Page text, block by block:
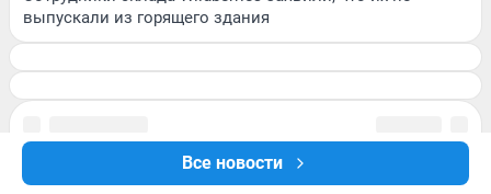
Все новости
выпускали из горящего здания